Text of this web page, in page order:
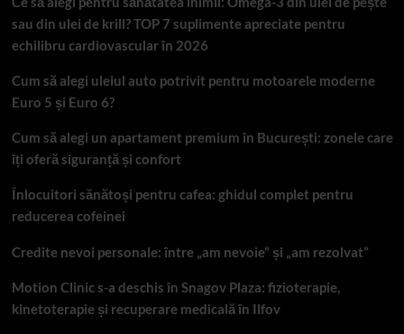
sau din ulei de krill? TOP 7 suplimente apreciate pentru
echilibru cardiovascular în 2026
Cum să alegi uleiul auto potrivit pentru motoarele moderne
Euro 5 și Euro 6?
Cum să alegi un apartament premium în București: zonele care
îți oferă siguranță și confort
Înlocuitori sănătoși pentru cafea: ghidul complet pentru
reducerea cofeinei
Credite nevoi personale: între „am nevoie” și „am rezolvat”
Motion Clinic s-a deschis în Snagov Plaza: fizioterapie,
kinetoterapie și recuperare medicală în Ilfov